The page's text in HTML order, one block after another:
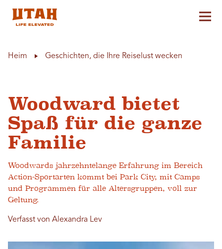
Heim Geschichten, die Ihre Reiselust wecken
Woodward bietet
Spaß für die ganze
Familie
Woodwards jahrzehntelange Erfahrung im Bereich
Action-Sportarten kommt bei Park City, mit Camps
und Programmen für alle Altersgruppen, voll zur
Geltung.
Verfasst von Alexandra Lev